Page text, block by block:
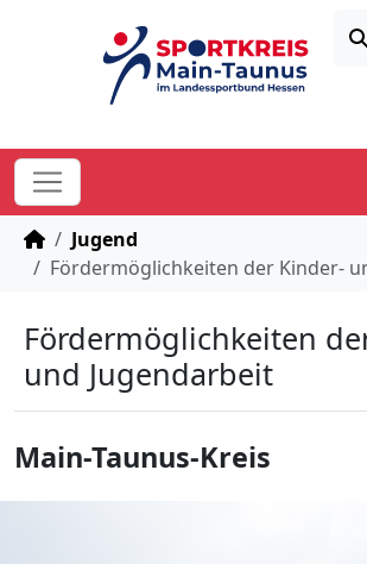
STARTSEITE
Jugend
Fördermöglichkeiten der Kinder-
Fördermöglichkeiten
und Jugendarbeit
Main-Taunus-Kreis